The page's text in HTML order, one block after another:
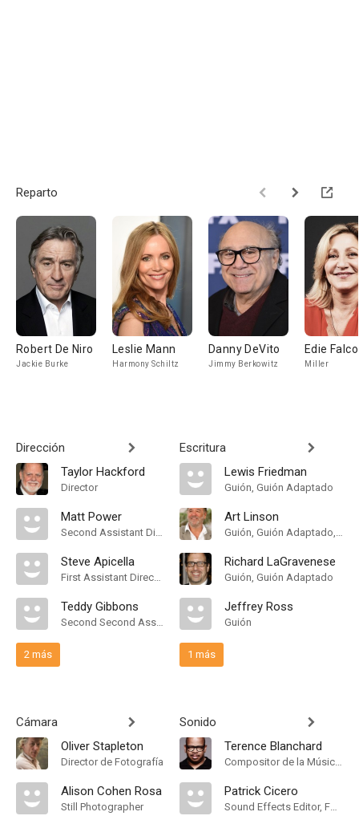
Reparto
Robert De Niro
Jackie Burke
Leslie Mann
Harmony Schiltz
Danny DeVito
Jimmy Berkowitz
Edie Falco
Miller
Dirección
Taylor Hackford
Director
Matt Power
Second Assistant Director
Steve Apicella
First Assistant Director
Teddy Gibbons
Second Second Assistant Director
2 más
Cámara
Oliver Stapleton
Director de Fotografía
Alison Cohen Rosa
Still Photographer
Escritura
Lewis Friedman
Guión, Guión Adaptado
Art Linson
Guión, Guión Adaptado, Historia
Richard LaGravenese
Guión, Guión Adaptado
Jeffrey Ross
Guión
1 más
Sonido
Terence Blanchard
Compositor de la Música Original
Patrick Cicero
Sound Effects Editor, Foley Artist